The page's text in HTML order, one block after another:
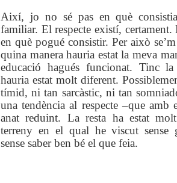
Així, jo no sé pas en què
familiar. El respecte existí, certament.
en què pogué consistir. Per això
quina manera hauria estat la meva
educació hagués funcionat. Tinc
hauria estat molt diferent.
tímid, ni tan sarcàstic, ni tan
una tendència al respecte –que amb
anat reduint. La resta ha estat
terreny en el qual he viscut sense
sense saber ben bé el que feia.